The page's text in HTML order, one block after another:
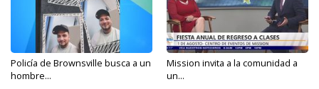
Policía de Brownsville busca a un
hombre...
Mission invita a la comunidad a
un...